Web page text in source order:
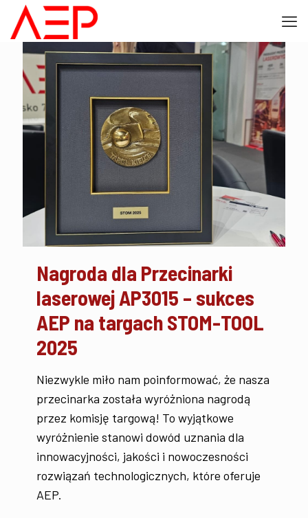
Nagroda dla Przecinarki
laserowej AP3015 – sukces
AEP na targach STOM-TOOL
2025
Niezwykle miło nam poinformować, że nasza
przecinarka została wyróżniona nagrodą
przez komisję targową! To wyjątkowe
wyróżnienie stanowi dowód uznania dla
innowacyjności, jakości i nowoczesności
rozwiązań technologicznych, które oferuje
AEP.